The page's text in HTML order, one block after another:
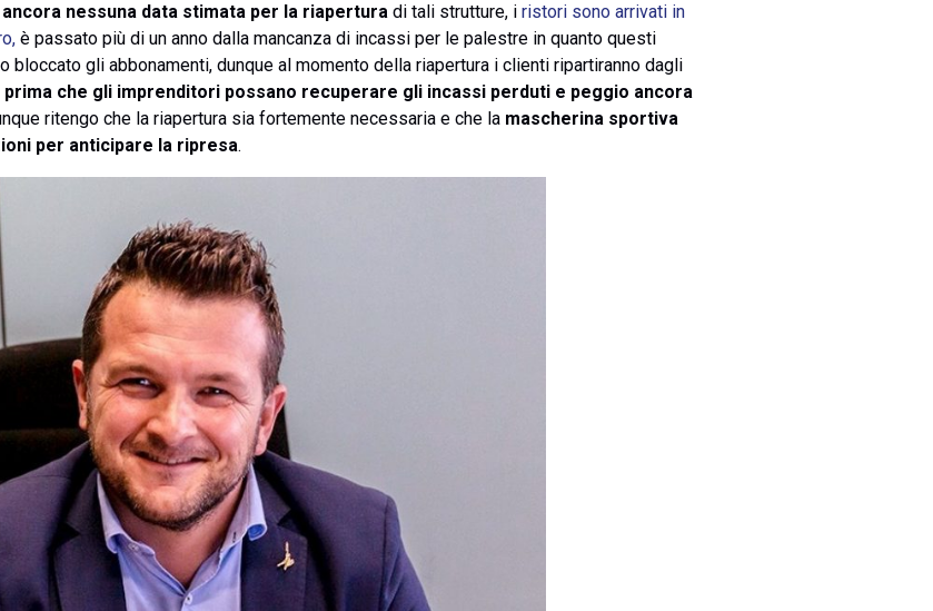
ancora nessuna data stimata per la riapertura di tali strutture, i ristori sono arrivati in
è passato più di un anno dalla mancanza di incassi per le palestre in quanto questi
bloccato gli abbonamenti, dunque al momento della riapertura i clienti ripartiranno dagli
che gli imprenditori possano recuperare gli incassi perduti e peggio ancora
ritengo che la riapertura sia fortemente necessaria e che la mascherina sportiva
per anticipare la ripresa.